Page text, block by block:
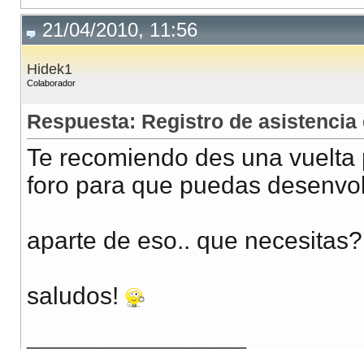
21/04/2010, 11:56
Hidek1
Colaborador
Respuesta: Registro de asistencia
Te recomiendo des una
foro para que puedas
aparte de eso.. que
saludos!